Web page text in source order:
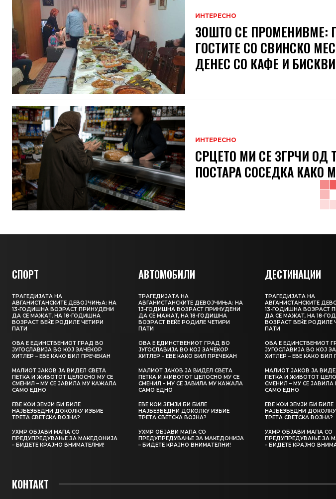
ИНТЕРЕСНО
ЗОШТО СЕ ПРОМЕНИВМЕ:
ГОСТИТЕ СО СВИНСКО
ДЕНЕС СО КАФЕ И
ИНТЕРЕСНО
СРЦЕТО МИ СЕ ЗГРЧИ ОД
ПОСТАРА СОСЕДКА КАКО
СПОРТ
ТРАГЕДИЈАТА НА
АВГАНИСТАНСКИТЕ ДЕВОЈЧИЊА: НА
13-ГОДИШНА ВОЗРАСТ ПРИНУДЕНИ
ДА СЕ МАЖАТ, НА 18-ГОДИШНА
ВОЗРАСТ ВЕЌЕ РОДИЛЕ ЧЕТИРИ
ПАТИ
ОВА Е ЕДИНСТВЕНИОТ ГРАД ВО
ЈУГОСЛАВИЈА ВО КОЈ ЗАЧЕКОР
ХИТЛЕР – ЕВЕ КАКО БИЛ ПРЕЧЕКАН
МАЛИОТ ЈАКОВ ЈА ВИДЕЛ СВЕТА
ПЕТКА И ЖИВОТОТ ЦЕЛОСНО МУ СЕ
СМЕНИЛ – МУ СЕ ЈАВИЛА МУ КАЖАЛА
САМО ЕДНО
ЕВЕ КОИ ЗЕМЈИ БИ БИЛЕ
НАЈБЕЗБЕДНИ ДОКОЛКУ ИЗБИЕ
ТРЕТА СВЕТСКА ВОЈНА?
УХМР ОБЈАВИ МАПА СО
ПРЕДУПРЕДУВАЊЕ ЗА МАКЕДОНИЈА
– БИДЕТЕ КРАЈНО ВНИМАТЕЛНИ!
АВТОМОБИЛИ
ТРАГЕДИЈАТА НА
АВГАНИСТАНСКИТЕ ДЕВОЈЧИЊА: НА
13-ГОДИШНА ВОЗРАСТ ПРИНУДЕНИ
ДА СЕ МАЖАТ, НА 18-ГОДИШНА
ВОЗРАСТ ВЕЌЕ РОДИЛЕ ЧЕТИРИ
ПАТИ
ОВА Е ЕДИНСТВЕНИОТ ГРАД ВО
ЈУГОСЛАВИЈА ВО КОЈ ЗАЧЕКОР
ХИТЛЕР – ЕВЕ КАКО БИЛ ПРЕЧЕКАН
МАЛИОТ ЈАКОВ ЈА ВИДЕЛ СВЕТА
ПЕТКА И ЖИВОТОТ ЦЕЛОСНО МУ СЕ
СМЕНИЛ – МУ СЕ ЈАВИЛА МУ КАЖАЛА
САМО ЕДНО
ЕВЕ КОИ ЗЕМЈИ БИ БИЛЕ
НАЈБЕЗБЕДНИ ДОКОЛКУ ИЗБИЕ
ТРЕТА СВЕТСКА ВОЈНА?
УХМР ОБЈАВИ МАПА СО
ПРЕДУПРЕДУВАЊЕ ЗА МАКЕДОНИЈА
– БИДЕТЕ КРАЈНО ВНИМАТЕЛНИ!
ДЕСТИНАЦИИ
ТРАГЕДИЈАТА НА
АВГАНИСТАНСКИТЕ
13-ГОДИШНА ВОЗРАСТ
ДА СЕ МАЖАТ, НА 18-
ВОЗРАСТ ВЕЌЕ РОДИЛЕ
ПАТИ
ОВА Е ЕДИНСТВЕНИОТ
ЈУГОСЛАВИЈА ВО КОЈ
ХИТЛЕР – ЕВЕ КАКО БИЛ
МАЛИОТ ЈАКОВ ЈА
ПЕТКА И ЖИВОТОТ
СМЕНИЛ – МУ СЕ
САМО ЕДНО
ЕВЕ КОИ ЗЕМЈИ БИ БИЛЕ
НАЈБЕЗБЕДНИ
ТРЕТА СВЕТСКА ВОЈНА?
УХМР ОБЈАВИ МАПА СО
ПРЕДУПРЕДУВАЊЕ ЗА
– БИДЕТЕ КРАЈНО
КОНТАКТ